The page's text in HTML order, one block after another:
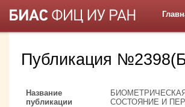
Публикация
Название
публикации
СОСТОЯНИЕ И